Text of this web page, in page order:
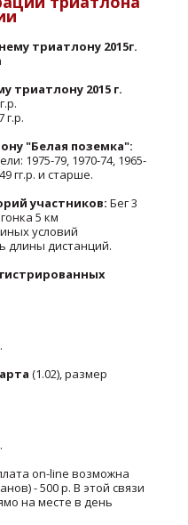
триатлону 2015г.
триатлону 2015 г.
г.р.
"Белая поземка":
1975-79, 1970-74, 1965-
гг.р. и старше.
участников: Бег 3
5 км
условий
длины дистанций.
(1.02), размер
on-line возможна
- 500 р. В этой связи
на месте в день